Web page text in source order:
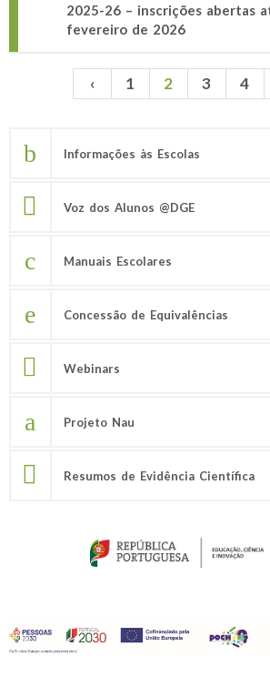
2025-26 – inscrições abertas
fevereiro de 2026
Páginas ‹ 1 2 3 4
Informações às Escolas
Voz dos Alunos @DGE
Manuais Escolares
Concessão de Equivalências
Webinars
Projeto Nau
Resumos de Evidência Científica